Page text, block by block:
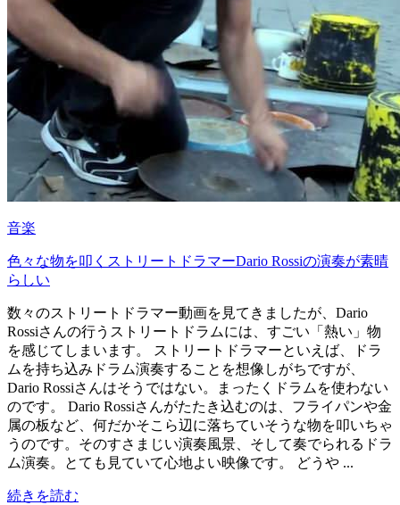
音楽
色々な物を叩くストリートドラマーDario Rossiの演奏が素晴
らしい
数々のストリートドラマー動画を見てきましたが、Dario
Rossiさんの行うストリートドラムには、すごい「熱い」物
を感じてしまいます。 ストリートドラマーといえば、ドラ
ムを持ち込みドラム演奏することを想像しがちですが、
Dario Rossiさんはそうではない。まったくドラムを使わない
のです。 Dario Rossiさんがたたき込むのは、フライパンや金
属の板など、何だかそこら辺に落ちていそうな物を叩いちゃ
うのです。そのすさまじい演奏風景、そして奏でられるドラ
ム演奏。とても見ていて心地よい映像です。 どうや ...
続きを読む